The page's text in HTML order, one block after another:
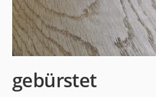
gebürstet